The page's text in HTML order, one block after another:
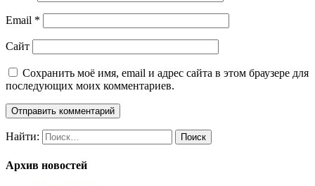
Email *
Сайт
Сохранить моё имя, email и адрес сайта в этом браузере для
последующих моих комментариев.
Найти:
Архив новостей